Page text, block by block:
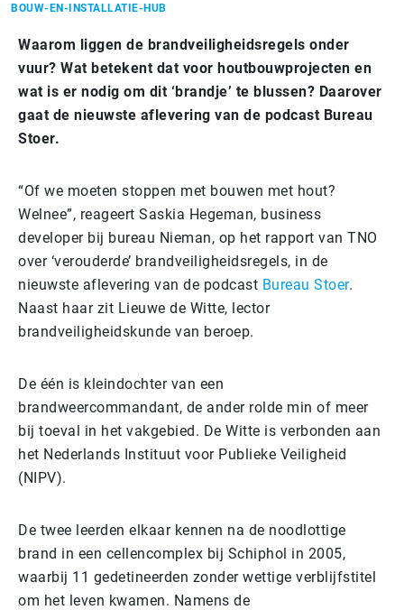
BOUW-EN-INSTALLATIE-HUB
Waarom liggen de brandveiligheidsregels onder
vuur? Wat betekent dat voor houtbouwprojecten en
wat is er nodig om dit ‘brandje’ te blussen? Daarover
gaat de nieuwste aflevering van de podcast Bureau
Stoer.
“Of we moeten stoppen met bouwen met hout?
Welnee”, reageert Saskia Hegeman, business
developer bij bureau Nieman, op het rapport van TNO
over ‘verouderde’ brandveiligheidsregels, in de
nieuwste aflevering van de podcast Bureau Stoer.
Naast haar zit Lieuwe de Witte, lector
brandveiligheidskunde van beroep.
De één is kleindochter van een
brandweercommandant, de ander rolde min of meer
bij toeval in het vakgebied. De Witte is verbonden aan
het Nederlands Instituut voor Publieke Veiligheid
(NIPV).
De twee leerden elkaar kennen na de noodlottige
brand in een cellencomplex bij Schiphol in 2005,
waarbij 11 gedetineerden zonder wettige verblijfstitel
om het leven kwamen. Namens de